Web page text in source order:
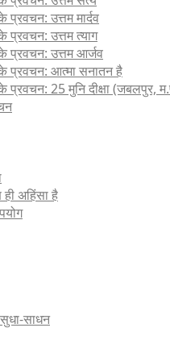
प्रवचन: उत्तम मार्दव
प्रवचन: उत्तम त्याग
प्रवचन: उत्तम आर्जव
प्रवचन: आत्मा सनातन है
प्रवचन: 25 मुनि दीक्षा (जबलपुर,
ही अहिंसा है
साधन